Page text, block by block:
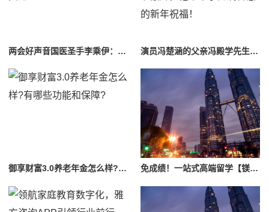
两会好声音国医圣手李乘伊：中医传承与创新的时代典范 演员冯楚涵的父亲冯殿学先生在春节来临之际送来春节献辞，他带来了充满智慧的新年祝福！
御享财富3.0养老年金怎么样?有哪些功能和保障? 免成绩！一站式高端留学【镁澎国际教育】